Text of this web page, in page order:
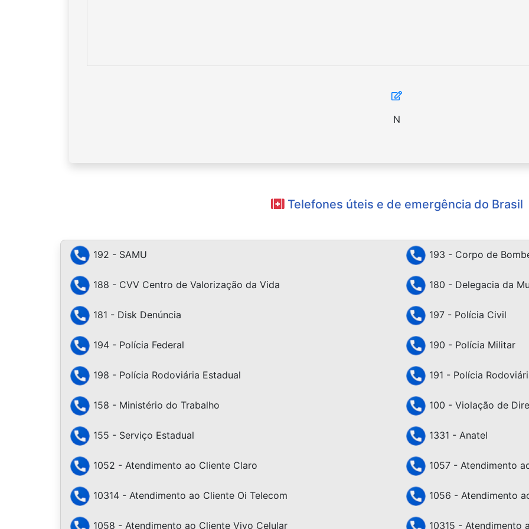
N
Telefones úteis e de emergência do Brasil
192 - SAMU 193 - Corpo de
188 - CVV Centro de Valorização da Vida 180 - Delegacia da
181 - Disk Denúncia 197 - Polícia Civil
194 - Polícia Federal 190 - Polícia Militar
198 - Polícia Rodoviária Estadual 191 - Polícia
158 - Ministério do Trabalho 100 - Violação de
155 - Serviço Estadual 1331 - Anatel
1052 - Atendimento ao Cliente Claro 1057 - Atendimento
10314 - Atendimento ao Cliente Oi Telecom 1056 - Atendimento
1058 - Atendimento ao Cliente Vivo Celular 10315 - Atendimento